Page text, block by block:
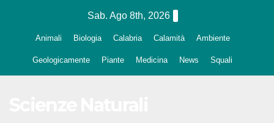
Sab. Ago 8th, 2026
Animali Biologia Calabria Calamità Ambiente
Geologicamente Piante Medicina News Squali